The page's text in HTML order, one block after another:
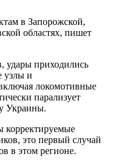
в Запорожской,
областях, пишет
удары приходились
узлы и
локомотивные
парализует
Украины.
корректируемые
это первый случай
в этом регионе.